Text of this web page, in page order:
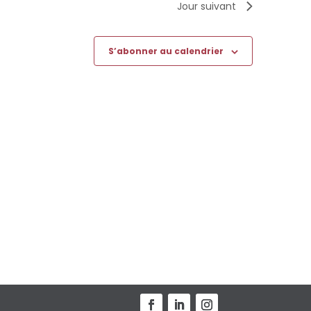
Jour suivant
S’abonner au calendrier